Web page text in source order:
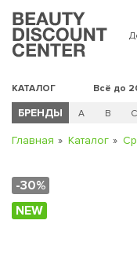
КАТАЛОГ Всё до
БРЕНДЫ A B C
Главная Каталог
-30%
NEW